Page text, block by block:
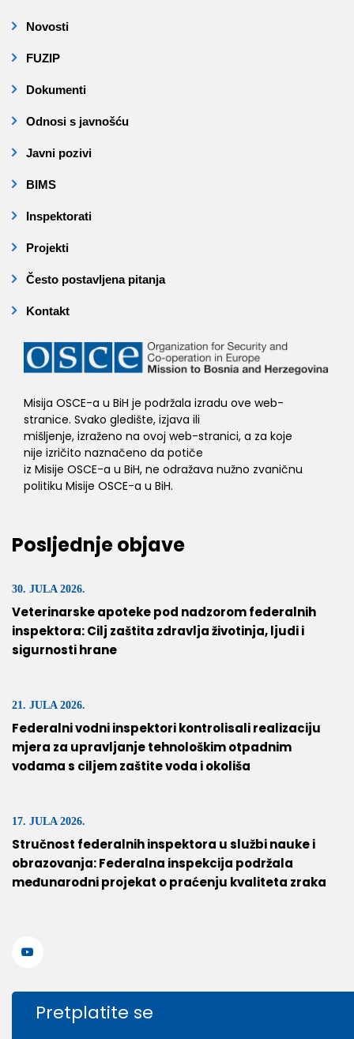
Novosti
FUZIP
Dokumenti
Odnosi s javnošću
Javni pozivi
BIMS
Inspektorati
Projekti
Često postavljena pitanja
Kontakt
Misija OSCE-a u BiH je podržala izradu ove web-
stranice. Svako gledište, izjava ili
mišljenje, izraženo na ovoj web-stranici, a za koje
nije izričito naznačeno da potiče
iz Misije OSCE-a u BiH, ne odražava nužno zvaničnu
politiku Misije OSCE-a u BiH.
Posljednje objave
30. JULA 2026.
Veterinarske apoteke pod nadzorom federalnih
inspektora: Cilj zaštita zdravlja životinja, ljudi i
sigurnosti hrane
21. JULA 2026.
Federalni vodni inspektori kontrolisali realizaciju
mjera za upravljanje tehnološkim otpadnim
vodama s ciljem zaštite voda i okoliša
17. JULA 2026.
Stručnost federalnih inspektora u službi nauke i
obrazovanja: Federalna inspekcija podržala
međunarodni projekat o praćenju kvaliteta zraka
Pretplatite se